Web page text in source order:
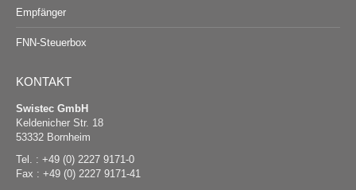
Empfänger
FNN-Steuerbox
KONTAKT
Swistec GmbH
Keldenicher Str. 18
53332 Bornheim
Tel. : +49 (0) 2227 9171-0
Fax : +49 (0) 2227 9171-41